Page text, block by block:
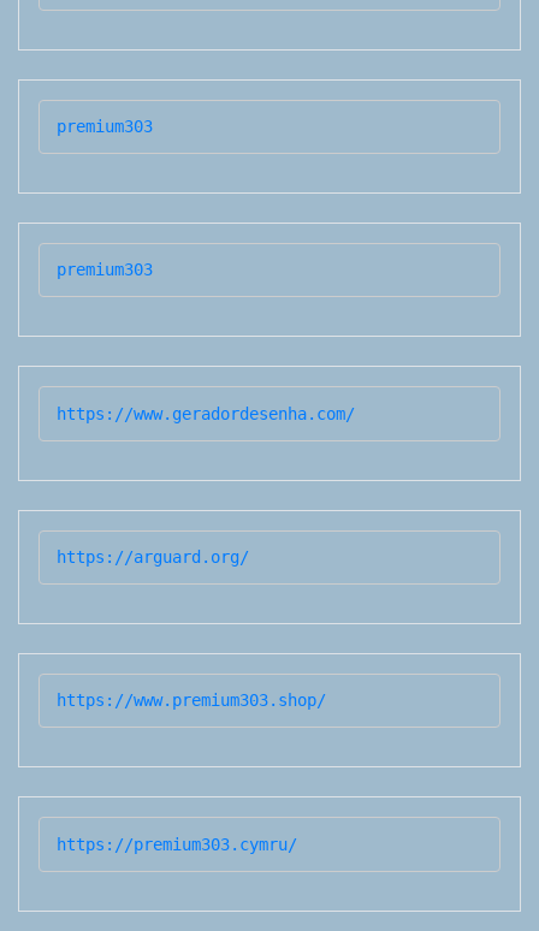
premium303
premium303
https://www.geradordesenha.com/
https://arguard.org/
https://www.premium303.shop/
https://premium303.cymru/